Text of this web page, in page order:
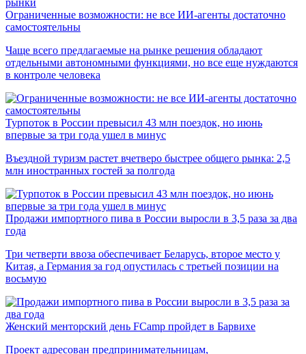
рынки
Ограниченные возможности: не все ИИ-агенты достаточно
самостоятельны
Чаще всего предлагаемые на рынке решения обладают
отдельными автономными функциями, но все еще нуждаются
в контроле человека
Турпоток в России превысил 43 млн поездок, но июнь
впервые за три года ушел в минус
Въездной туризм растет вчетверо быстрее общего рынка: 2,5
млн иностранных гостей за полгода
Продажи импортного пива в России выросли в 3,5 раза за два
года
Три четверти ввоза обеспечивает Беларусь, второе место у
Китая, а Германия за год опустилась с третьей позиции на
восьмую
Женский менторский день FCamp пройдет в Барвихе
Проект адресован предпринимательницам,